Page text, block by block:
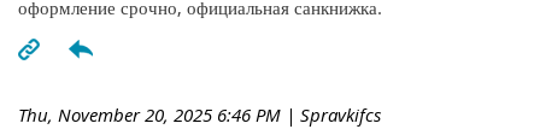
оформление срочно, официальная санкнижка.
Thu, November 20, 2025 6:46 PM | Spravkifcs